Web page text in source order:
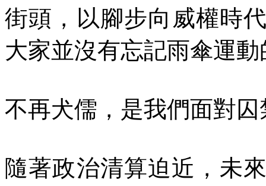
街頭，以腳步向威權時
大家並沒有忘記雨傘運
不再犬儒，是我們面對
隨著政治清算迫近，未